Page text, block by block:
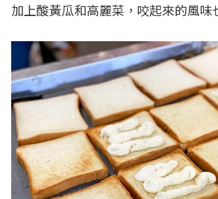
加上酸黃瓜和高麗菜，咬起來的風味